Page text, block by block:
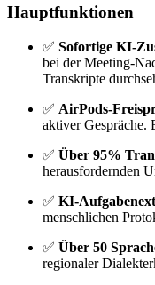
Hauptfunktionen
✅ Sofortige KI-
bei der Meeting-
Transkripte
✅ AirPods-
aktiver Gespräche.
✅ Über 95%
herausfordernden
✅ KI-
menschlichen
✅ Über 50
regionaler